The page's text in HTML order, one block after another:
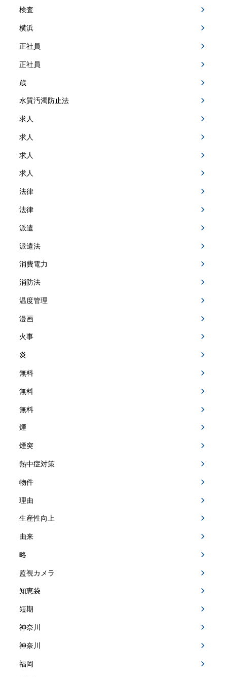
検査
横浜
正社員
正社員
歳
水質汚濁防止法
求人
求人
求人
求人
法律
法律
派遣
派遣法
消費電力
消防法
温度管理
漫画
火事
炎
無料
無料
無料
煙
煙突
熱中症対策
物件
理由
生産性向上
由来
略
監視カメラ
知恵袋
短期
神奈川
神奈川
福岡